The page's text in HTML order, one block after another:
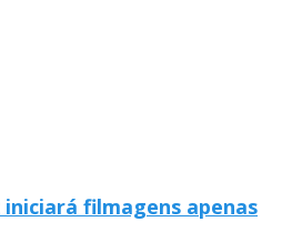
filmagens apenas